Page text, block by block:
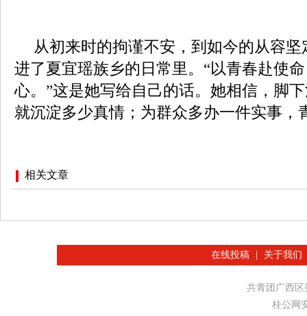
从初来时的拘谨不安，到如今的从容
进了夏宜瑶族乡的日常里。“以青春赴使
心。”这是她写给自己的话。她相信，脚
就沉淀多少真情；为群众多办一件实事，
相关文章
在线投稿 关于我们
共青团广西
桂公网